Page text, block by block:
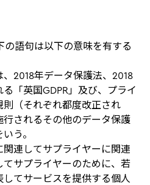
語句は以下の意味を有する
、2018年データ保護法、2018
「英国GDPR」及び、プライ
（それぞれ都度改正され
されるその他のデータ保護
う。
関連してサプライヤーに関連
サプライヤーのために、若
てサービスを提供する個人